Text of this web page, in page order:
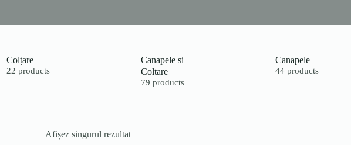
Colțare
22 products
Canapele si
Coltare
79 products
Canapele
44 products
Afișez singurul rezultat